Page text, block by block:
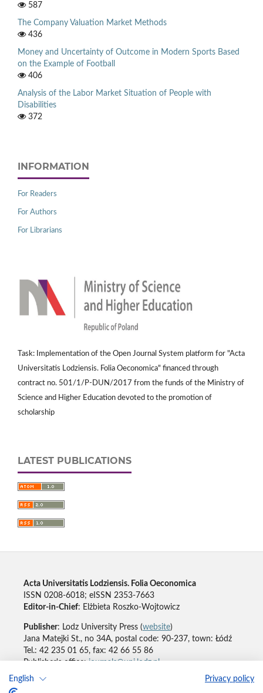
English Privacy policy
587
The Company Valuation Market Methods
436
Money and Uncertainty of Outcome in Modern Sports Based
on the Example of Football
406
Analysis of the Labor Market Situation of People with
Disabilities
372
INFORMATION
For Readers
For Authors
For Librarians
Task: Implementation of the Open Journal System platform for "Acta
Universitatis Lodziensis. Folia Oeconomica" financed through
contract no. 501/1/P-DUN/2017 from the funds of the Ministry of
Science and Higher Education devoted to the promotion of
scholarship
LATEST PUBLICATIONS
Acta Universitatis Lodziensis. Folia Oeconomica
ISSN 0208-6018; eISSN 2353-7663
Editor-in-Chief: Elżbieta Roszko-Wojtowicz
Publisher: Lodz University Press (website)
Jana Matejki St., no 34A, postal code: 90-237, town: Łódź
Tel.: 42 235 01 65, fax: 42 66 55 86
Publisher's office:journals@uni.lodz.pl
Accesibility declaration